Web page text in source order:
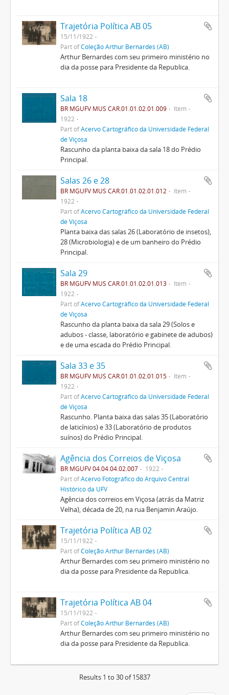
Trajetória Política AB 05
15/11/1922
Part ofColeção Arthur Bernardes (AB)
Arthur Bernardes com seu primeiro ministério no
dia da posse para Presidente da Republica.
Sala 18
BR MGUFV MUS CAR.01.01.02.01.009
Item
1922
Part ofAcervo Cartográfico da Universidade Federal
de Viçosa
Rascunho da planta baixa da sala 18 do Prédio
Principal.
Salas 26 e 28
BR MGUFV MUS CAR.01.01.02.01.012
Item
1922
Part ofAcervo Cartográfico da Universidade Federal
de Viçosa
Planta baixa das salas 26 (Laboratório de insetos),
28 (Microbiologia) e de um banheiro do Prédio
Principal.
Sala 29
BR MGUFV MUS CAR.01.01.02.01.013
Item
1922
Part ofAcervo Cartográfico da Universidade Federal
de Viçosa
Rascunho da planta baixa da sala 29 (Solos e
adubos - classe, laboratório e gabinete de adubos)
e de uma escada do Prédio Principal.
Sala 33 e 35
BR MGUFV MUS CAR.01.01.02.01.015
Item
1922
Part ofAcervo Cartográfico da Universidade Federal
de Viçosa
Rascunho. Planta baixa das salas 35 (Laboratório
de laticínios) e 33 (Laboratório de produtos
suínos) do Prédio Principal.
Agência dos Correios de Viçosa
BR MGUFV 04.04.04.02.007
1922
Part ofAcervo Fotográfico do Arquivo Central
Histórico da UFV
Agência dos correios em Viçosa (atrás da Matriz
Velha), década de 20, na rua Benjamin Araújo.
Trajetória Política AB 02
15/11/1922
Part ofColeção Arthur Bernardes (AB)
Arthur Bernardes com seu primeiro ministério no
dia da posse para Presidente da Republica.
Trajetória Política AB 04
15/11/1922
Part ofColeção Arthur Bernardes (AB)
Arthur Bernardes com seu primeiro ministério no
dia da posse para Presidente da Republica.
Results 1 to 30 of 15837